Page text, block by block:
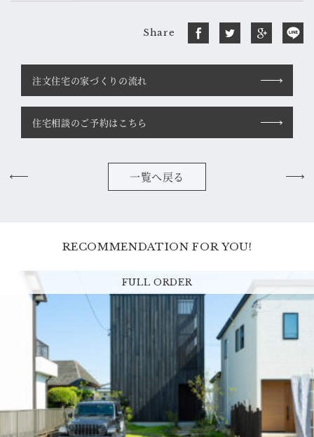
Share
注文住宅の家づくりの流れ
住宅相談のご予約はこちら
一覧へ戻る
RECOMMENDATION FOR YOU!
FULL ORDER